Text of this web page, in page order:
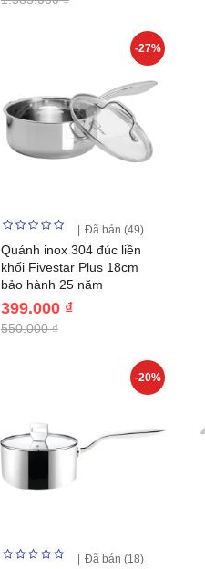
-27%
Đã bán (49)
Quánh inox 304 đúc liền
khối Fivestar Plus 18cm
bảo hành 25 năm
399.000 ₫
550.000 ₫
-20%
Đã bán (18)